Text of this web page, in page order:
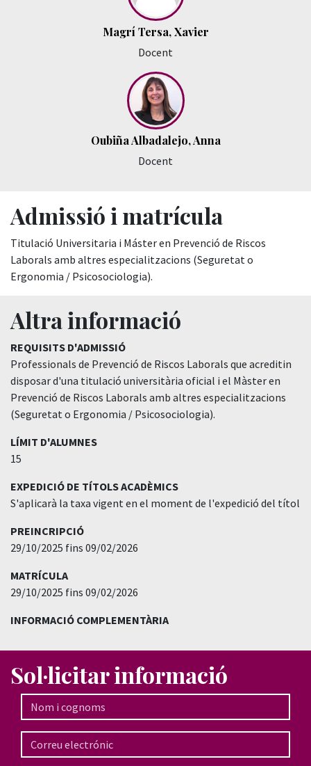
Magrí Tersa, Xavier
Docent
Oubiña Albadalejo, Anna
Docent
Admissió i matrícula
Titulació Universitaria i Máster en Prevenció de Riscos
Laborals amb altres especialitzacions (Seguretat o
Ergonomia / Psicosociologia).
Altra informació
REQUISITS D'ADMISSIÓ
Professionals de Prevenció de Riscos Laborals que acreditin
disposar d'una titulació universitària oficial i el Màster en
Prevenció de Riscos Laborals amb altres especialitzacions
(Seguretat o Ergonomia / Psicosociologia).
LÍMIT D'ALUMNES
15
EXPEDICIÓ DE TÍTOLS ACADÈMICS
S'aplicarà la taxa vigent en el moment de l'expedició del títol
PREINCRIPCIÓ
29/10/2025 fins 09/02/2026
MATRÍCULA
29/10/2025 fins 09/02/2026
INFORMACIÓ COMPLEMENTÀRIA
Sol·licitar informació